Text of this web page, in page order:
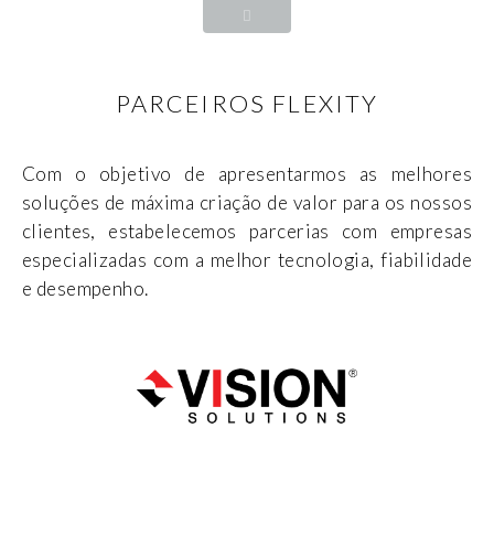
PARCEIROS FLEXITY
Com o objetivo de apresentarmos as melhores
soluções de máxima criação de valor para os nossos
clientes, estabelecemos parcerias com empresas
especializadas com a melhor tecnologia, fiabilidade
e desempenho.